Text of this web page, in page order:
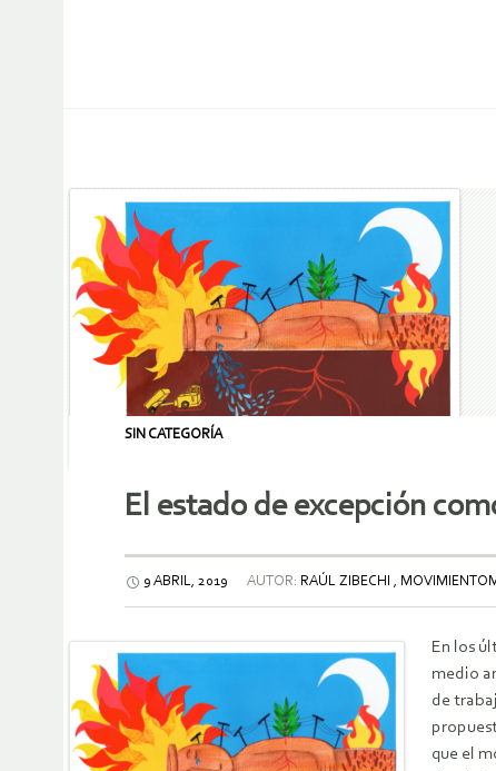
SIN CATEGORÍA
El estado de excepción
9 ABRIL, 2019 AUTOR: RAÚL ZIBECHI ,
En los
medio
de
que el